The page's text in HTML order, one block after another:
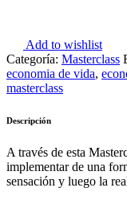
Add to wishlist
Categoría: Masterclass
economia de vida,
masterclass
Descripción
A través de esta
implementar de una
sensación y luego la